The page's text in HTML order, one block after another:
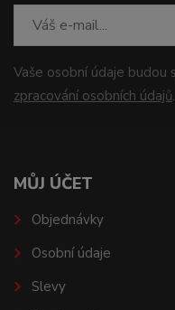
Vaše osobní údaje budou
zpracování osobních údajů.
MŮJ ÚČET
Objednávky
Osobní údaje
Slevy